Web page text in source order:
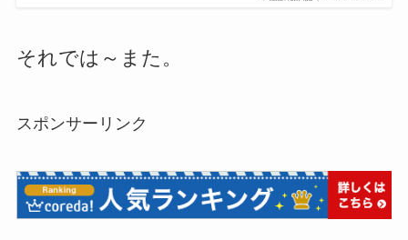
それでは～また。
スポンサーリンク